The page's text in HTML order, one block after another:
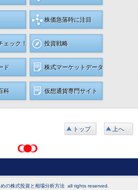
株価急落時に注目
ェック！ 投資戦略
ド 株式マーケットデータ
科 仮想通貨専門サイト
トップ 上へ
の株式投資と相場分析方法 all rights reserved.